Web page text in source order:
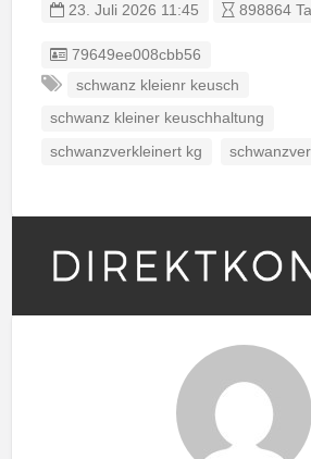
23. Juli 2026 11:45 898864
Listing ID
79649ee008cbb56
schwanz kleienr keusch
schwanz kleiner keuschhaltung
schwanzverkleinert kg